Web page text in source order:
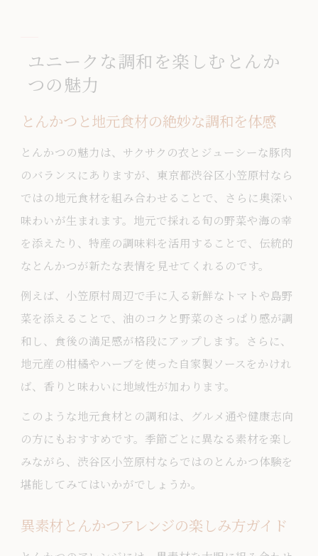
ユニークな調和を楽しむとんか
つの魅力
とんかつと地元食材の絶妙な調和を体感
とんかつの魅力は、サクサクの衣とジューシーな豚肉
のバランスにありますが、東京都渋谷区小笠原村なら
ではの地元食材を組み合わせることで、さらに奥深い
味わいが生まれます。地元で採れる旬の野菜や海の幸
を添えたり、特産の調味料を活用することで、伝統的
なとんかつが新たな表情を見せてくれるのです。
例えば、小笠原村周辺で手に入る新鮮なトマトや島野
菜を添えることで、油のコクと野菜のさっぱり感が調
和し、食後の満足感が格段にアップします。さらに、
地元産の柑橘やハーブを使った自家製ソースをかけれ
ば、香りと味わいに地域性が加わります。
このような地元食材との調和は、グルメ通や健康志向
の方にもおすすめです。季節ごとに異なる素材を楽し
みながら、渋谷区小笠原村ならではのとんかつ体験を
堪能してみてはいかがでしょうか。
異素材とんかつアレンジの楽しみ方ガイド